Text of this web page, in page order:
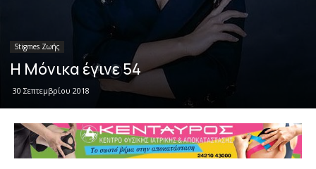
Stigmes Ζωής
Η Μόνικα έγινε 54
30 Σεπτεμβρίου 2018